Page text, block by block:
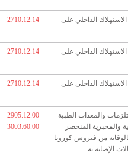
الداخلي على
2710.12.14
الداخلي على
2710.12.14
الداخلي على
2710.12.14
والمعدات الطبية
والمخبرية المنحصر
من فيروس كورونا
2905.12.00
3003.60.00